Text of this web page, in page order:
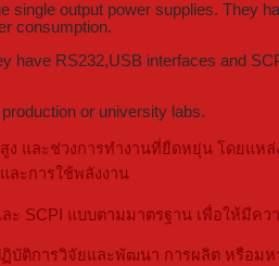
output power supplies. They
consumption.
have RS232,USB interfaces and
or university labs.
ง และช่วงการทำงานที่ยืดหยุ่น โดยแ
ะการใช้พลังงาน
SCPI แบบตามมาตรฐาน เพื่อให้มีค
ฏิบัติการวิจัยและพัฒนา การผลิต หรือมห